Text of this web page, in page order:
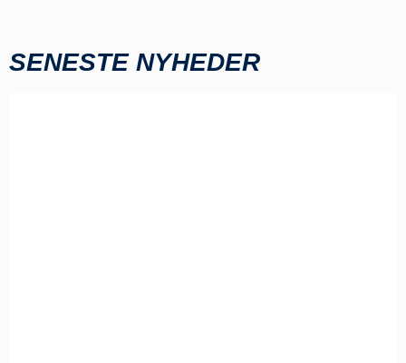
SENESTE NYHEDER